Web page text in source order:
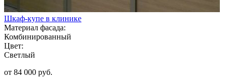
Шкаф-купе в клинике
Материал фасада:
Комбинированный
Цвет:
Светлый
от 84 000 руб.